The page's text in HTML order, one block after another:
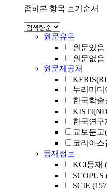
좁혀본 항목 보기순서
원문유무
원문있음
원문없음
원문제공처
누리미디
한국학술
한국연구
교보문고
코리아
등재정보
KCI등재
SCOPUS
SCIE